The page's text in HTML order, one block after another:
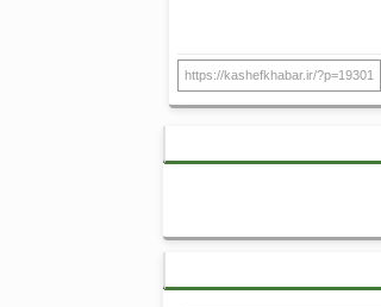
https://kashefkhabar.ir/?p=19301